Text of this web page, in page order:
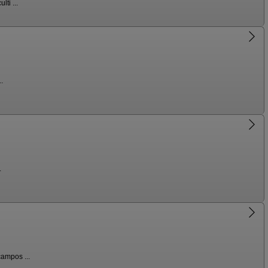
...
...